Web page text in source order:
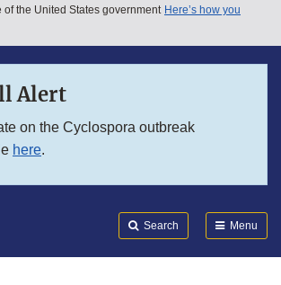
menu
of the United States government Here’s how you
Alert
on the Cyclospora outbreak
here.
Search Menu